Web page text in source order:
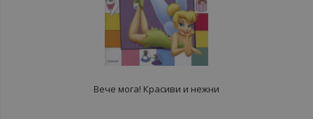
Вече мога! Красиви и нежни